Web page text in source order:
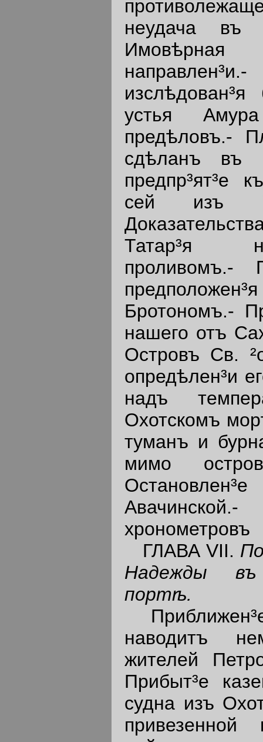
неудача въ
устья
предѣловъ.-
сдѣланъ въ
предпр³ят³е
сей изъ
Татар³я
проливомъ.-
Бротономъ.-
нашего отъ
Островъ Св.
опредѣлен³и
надъ
Охотскомъ
туманъ и
мимо
хронометровъ
ГЛАВА VII.
Надежды въ
портѣ.
наводитъ
жителей
Прибыт³е
судна изъ